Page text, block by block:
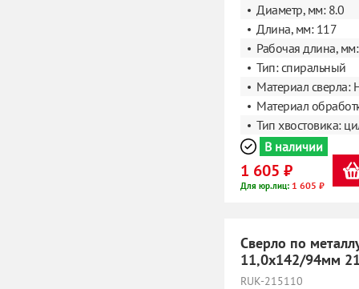
Диаметр, мм: 8.0
Длина, мм: 117
Рабочая длина,
Тип: спиральный
Материал сверла:
Материал
Тип хвостовика:
В наличии
1 605 ₽
Для юр.лиц: 1 605 ₽
Сверло по
11,0х142/94мм
RUK-215110